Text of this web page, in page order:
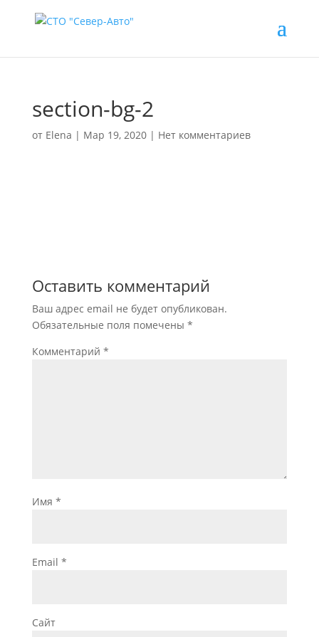
section-bg-2
от Elena | Мар 19, 2020| Нет комментариев
Оставить комментарий
Ваш адрес email не будет опубликован.
Обязательные поля помечены *
Комментарий *
Имя *
Email *
Сайт